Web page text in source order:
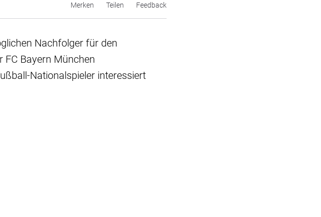
Merken Teilen Feedback
Nachfolger für den
FC Bayern München
Nationalspieler interessiert